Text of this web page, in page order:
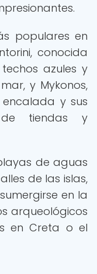
populares en
conocida
azules y
y Mykonos,
y sus
tiendas y
de aguas
de las islas,
en la
arqueológicos
en Creta o el